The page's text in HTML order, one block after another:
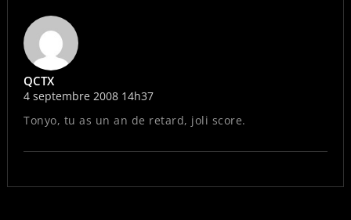
QCTX
4 septembre 2008 14h37
Tonyo, tu as un an de retard, joli score.